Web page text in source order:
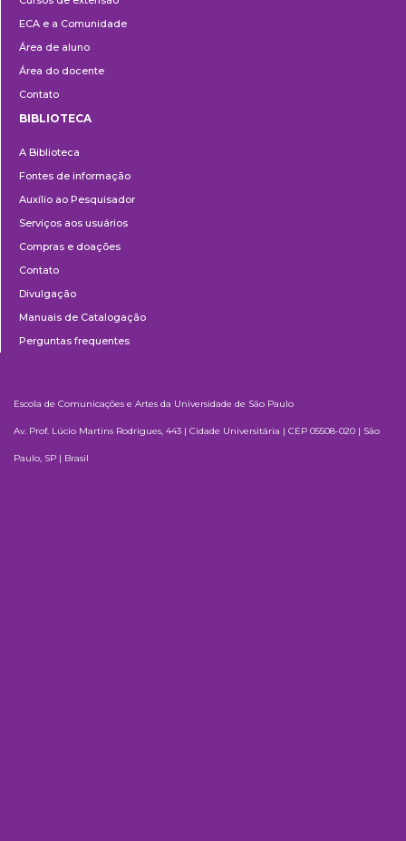
Extensão
ECA e a Comunidade
Área de aluno
Área do docente
Contato
BIBLIOTECA
A Biblioteca
Fontes de informação
Auxílio ao Pesquisador
Serviços aos usuários
Compras e doações
Contato
Divulgação
Manuais de Catalogação
Perguntas frequentes
Escola de Comunicações e Artes da Universidade de São Paulo
Av. Prof. Lúcio Martins Rodrigues, 443 | Cidade Universitária | CEP 05508-020 | São
Paulo, SP | Brasil